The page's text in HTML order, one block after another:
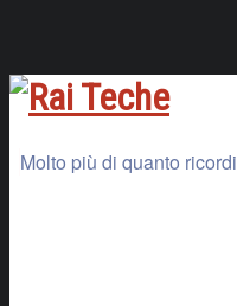
Molto più di quanto ricordi